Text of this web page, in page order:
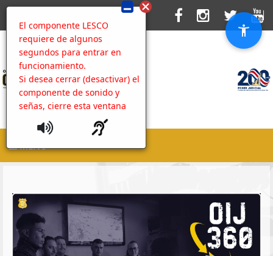
El componente LESCO
requiere de algunos
segundos para entrar en
funcionamiento.
Si desea cerrar (desactivar) el
componente de sonido y
señas, cierre esta ventana
MENU